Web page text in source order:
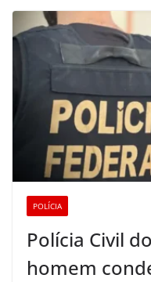
POLÍCIA
Polícia Civil
homem